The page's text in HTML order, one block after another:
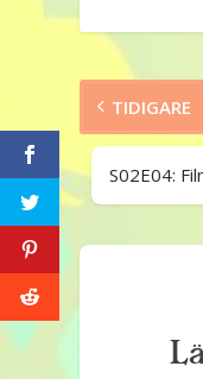
TIDIGARE
S02E04: